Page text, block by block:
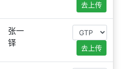
去上传
张一
铎
去上传